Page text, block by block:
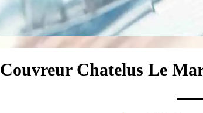
Couvreur Chatelus Le